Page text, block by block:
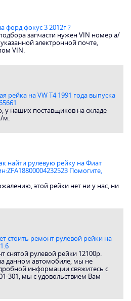
форд фокус 3 2012г ?
запчасти нужен VIN номер а/
электронной почте,
VIN.
рейка на VW T4 1991 года выпуска
наших поставщиков на складе
м.
найти рулевую рейку на Фиат
Помогите,
этой рейки нет ни у нас, ни
стоить ремонт рулевой рейки на
снятой рулевой рейки 12100р.
данном автомобиле, мы не
информации свяжитесь с
301, мы с удовольствием Вам